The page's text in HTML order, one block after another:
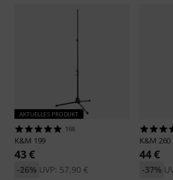
AKTUELLES PRODUKT
168
K&M 199
43 €
UVP: 57,90 €
-26%
K&M 260
44 €
-37%